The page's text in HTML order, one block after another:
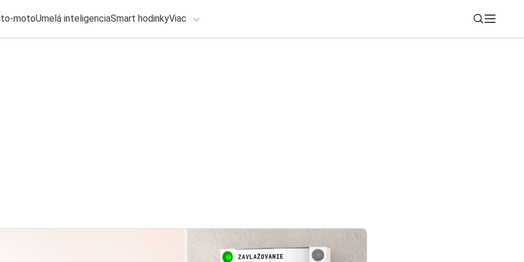
motoUmelá inteligenciaSmart hodinkyViac